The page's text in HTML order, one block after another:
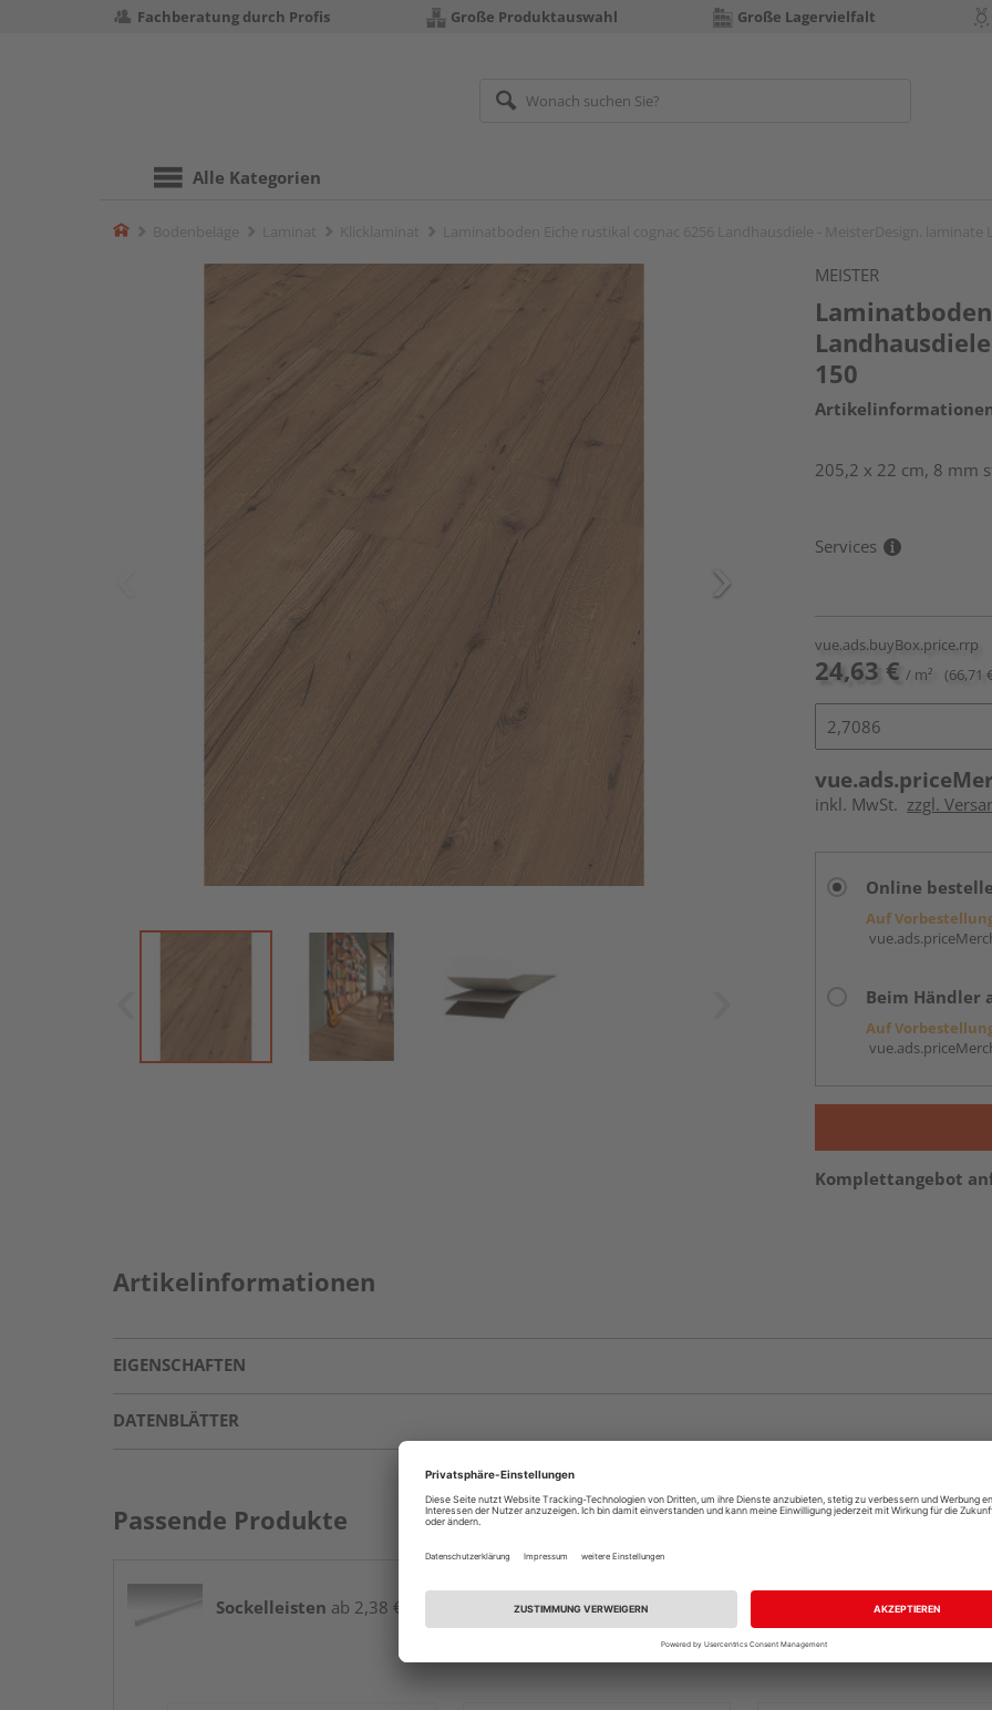
Fachberatung durch Profis Große Produktauswahl Große Lagervielfalt
Alle Kategorien
Home
MEISTER
150
205,2 x 22 cm, 8 mm
Services
vue.ads.buyBox.price.rrp
24,63 € / m² (66,71
inkl. MwSt. zzgl.
Online
Auf
Beim Händler
Auf
Komplettangebot
Artikelinformationen
EIGENSCHAFTEN
DATENBLÄTTER
Passende Produkte
Sockelleisten ab 2,38 € / lfm